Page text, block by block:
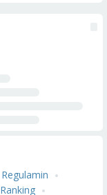
Regulamin
Ranking